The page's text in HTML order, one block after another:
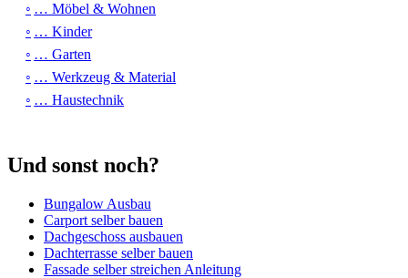
… Möbel & Wohnen
… Kinder
… Garten
… Werkzeug & Material
… Haustechnik
Und sonst noch?
Bungalow Ausbau
Carport selber bauen
Dachgeschoss ausbauen
Dachterrasse selber bauen
Fassade selber streichen Anleitung